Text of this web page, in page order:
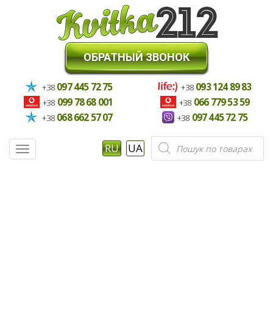
ОБРАТНЫЙ ЗВОНОК
+38 097 445 72 75 +38 093 124 89 83
+38 099 78 68 001 +38 066 779 53 59
+38 068 662 57 07 +38 097 445 72 75
Меню RU UA Поиск
товаров